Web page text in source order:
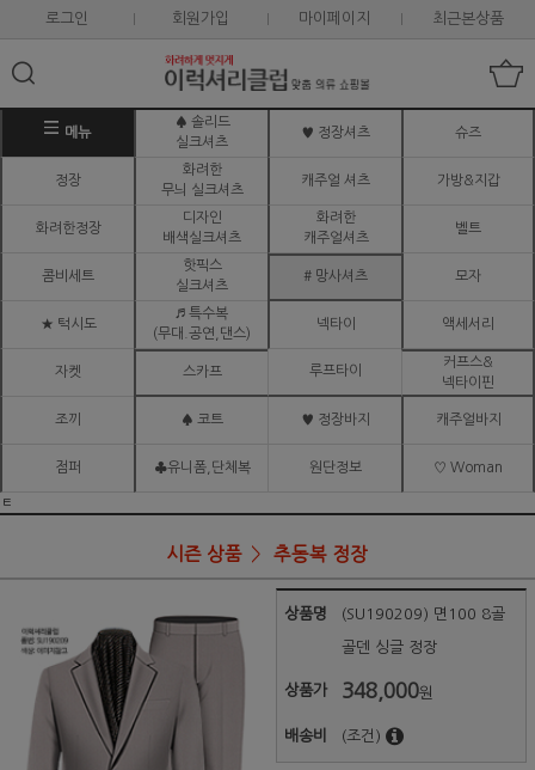
로그인 회원가입 마이페이지 최근본상품
메뉴
♠ 솔리드
실크셔츠
♥ 정장셔츠 슈즈
정장
화려한
무늬 실크셔츠
캐주얼 셔츠 가방&지갑
화려한정장
디자인
배색실크셔츠
화려한
캐주얼셔츠
벨트
콤비세트
핫픽스
실크셔츠
# 망사셔츠 모자
★ 턱시도
♬ 특수복
(무대.공연,댄스)
넥타이 액세서리
자켓 스카프 루프타이
커프스&
넥타이핀
조끼 ♠ 코트 ♥ 정장바지 캐주얼바지
점퍼 ♣유니폼,단체복 원단정보 ♡ Woman
ㅌ
시즌 상품 추동복 정장
상품명 (SU190209) 면100 8골
골덴 싱글 정장
상품가 348,000원
배송비 (조건)